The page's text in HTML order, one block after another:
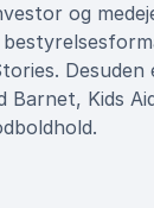
og
Desuden
Barnet, Kids